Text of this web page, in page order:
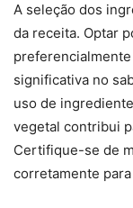
A seleção dos
da receita. Optar
preferencialmente
significativa no
uso de
vegetal contribui
Certifique-se de
corretamente